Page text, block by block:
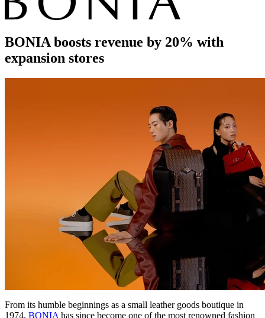
BONIA boosts revenue by 20% with
expansion stores
From its humble beginnings as a small leather goods boutique in
1974, BONIA has since become one of the most renowned fashion